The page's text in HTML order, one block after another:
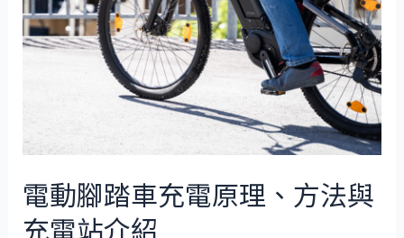
電動腳踏車充電原理、方法與
充電站介紹